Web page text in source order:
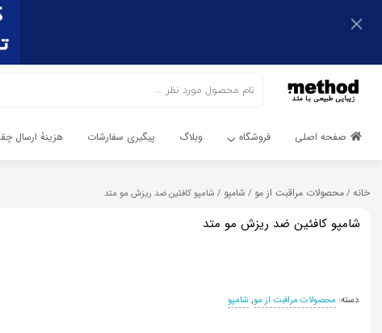
صفحه اصلی فروشگاه وبلاگ پیگیری سفارشات هزینهٔ ارسال
اشتراک گذاری
با استفاده از روش‌های زیر می‌توانید این صفحه را با دوستان خود
به اشتراک بگذارید.
خانه /محصولات مراقبت از مو / شامپو / شامپو کافئین ضد ریزش مو متد
شامپو کافئین ضد ریزش مو متد
دسته: محصولات مراقبت از مو, شامپو
با استفاده از روش‌های زیر می‌توانید این صفحه را با دوستان خود